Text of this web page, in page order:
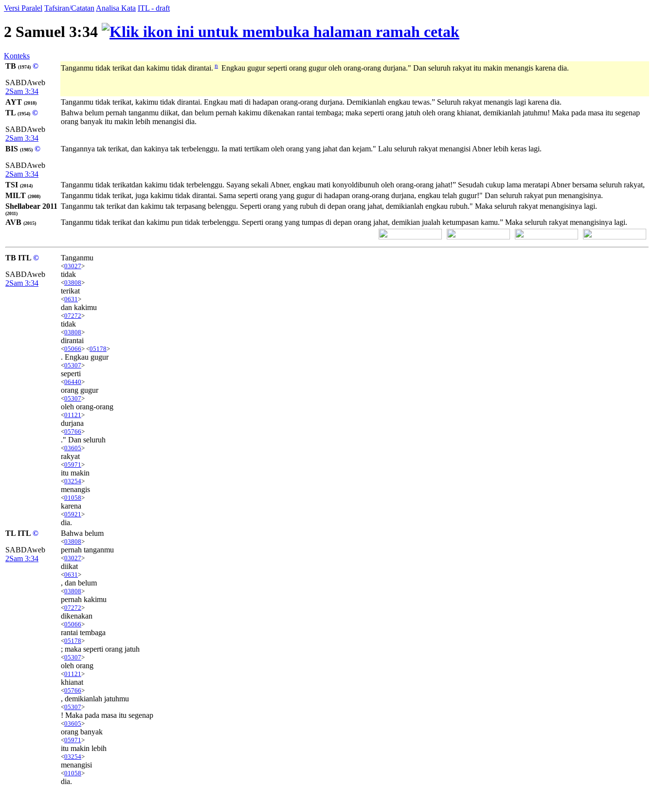
Versi Paralel Tafsiran/Catatan Analisa Kata ITL - draft
2 Samuel 3:34
Konteks
TB (1974) ©
SABDAweb
2Sam 3:34
Tanganmu tidak terikat dan kakimu tidak dirantai. n Engkau gugur seperti orang gugur oleh orang-orang durjana." Dan seluruh rakyat itu makin menangis karena dia.
AYT (2018)
Tanganmu tidak terikat, kakimu tidak dirantai. Engkau mati di hadapan orang-orang durjana. Demikianlah engkau tewas.” Seluruh rakyat menangis lagi karena dia.
TL (1954) ©
SABDAweb
2Sam 3:34
Bahwa belum pernah tanganmu diikat, dan belum pernah kakimu dikenakan rantai tembaga; maka seperti orang jatuh oleh orang khianat, demikianlah jatuhmu! Maka pada masa itu segenap
orang banyak itu makin lebih menangisi dia.
BIS (1985) ©
SABDAweb
2Sam 3:34
Tangannya tak terikat, dan kakinya tak terbelenggu. Ia mati tertikam oleh orang yang jahat dan kejam." Lalu seluruh rakyat menangisi Abner lebih keras lagi.
TSI (2014)
Tanganmu tidak terikatdan kakimu tidak terbelenggu. Sayang sekali Abner, engkau mati konyoldibunuh oleh orang-orang jahat!” Sesudah cukup lama meratapi Abner bersama seluruh rakyat,
MILT (2008)
Tanganmu tidak terikat, juga kakimu tidak dirantai. Sama seperti orang yang gugur di hadapan orang-orang durjana, engkau telah gugur!" Dan seluruh rakyat pun menangisinya.
Shellabear 2011
(2011)
Tanganmu tak terikat dan kakimu tak terpasang belenggu. Seperti orang yang rubuh di depan orang jahat, demikianlah engkau rubuh." Maka seluruh rakyat menangisinya lagi.
AVB (2015) Tanganmu tidak terikat dan kakimu pun tidak terbelenggu. Seperti orang yang tumpas di depan orang jahat, demikian jualah ketumpasan kamu.” Maka seluruh rakyat menangisinya lagi.
TB ITL ©
SABDAweb
2Sam 3:34
Tanganmu
<03027>
tidak
<03808>
terikat
<0631 >
dan kakimu
<07272>
tidak
<03808>
dirantai
<05066> <05178>
. Engkau gugur
<05307>
seperti
<06440>
orang gugur
<05307>
oleh orang-orang
<01121 >
durjana
<05766>
." Dan seluruh
<03605>
rakyat
<05971 >
itu makin
<03254>
menangis
<01058>
karena
<05921 >
dia.
TL ITL ©
SABDAweb
2Sam 3:34
Bahwa belum
<03808>
pernah tanganmu
<03027>
diikat
<0631 >
, dan belum
<03808>
pernah kakimu
<07272>
dikenakan
<05066>
rantai tembaga
<05178>
; maka seperti orang jatuh
<05307>
oleh orang
<01121 >
khianat
<05766>
, demikianlah jatuhmu
<05307>
! Maka pada masa itu segenap
<03605>
orang banyak
<05971 >
itu makin lebih
<03254>
menangisi
<01058>
dia.